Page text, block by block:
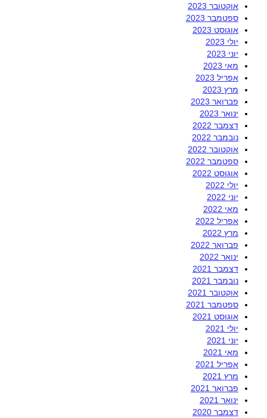
אוקטובר 2023
ספטמבר 2023
אוגוסט 2023
יולי 2023
יוני 2023
מאי 2023
אפריל 2023
מרץ 2023
פברואר 2023
ינואר 2023
דצמבר 2022
נובמבר 2022
אוקטובר 2022
ספטמבר 2022
אוגוסט 2022
יולי 2022
יוני 2022
מאי 2022
אפריל 2022
מרץ 2022
פברואר 2022
ינואר 2022
דצמבר 2021
נובמבר 2021
אוקטובר 2021
ספטמבר 2021
אוגוסט 2021
יולי 2021
יוני 2021
מאי 2021
אפריל 2021
מרץ 2021
פברואר 2021
ינואר 2021
דצמבר 2020